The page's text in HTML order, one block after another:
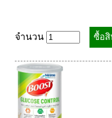
กล้ามเนื้อ เพาะกาย
สำหรับท่านชาย
จุดซ่อนเร้นผู้หญิง
สินค้าเด็ก
Organic's Herbs
Laurance ลอเรนซ์
HerBlanc เฮอบลัง
Amsel
Bode
จำนวน